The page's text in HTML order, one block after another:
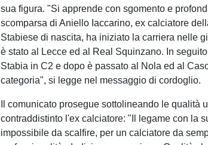
sua figura. "Si apprende con sgomento e
scomparsa di Aniello Iaccarino, ex calciatore
Stabiese di nascita, ha iniziato la carriera nelle
è stato al Lecce ed al Real Squinzano. In
Stabia in C2 e dopo è passato al Nola ed al
categoria", si legge nel messaggio di cordoglio.
Il comunicato prosegue sottolineando le qualità
contraddistinto l'ex calciatore: "Il legame con la
impossibile da scalfire, per un calciatore da